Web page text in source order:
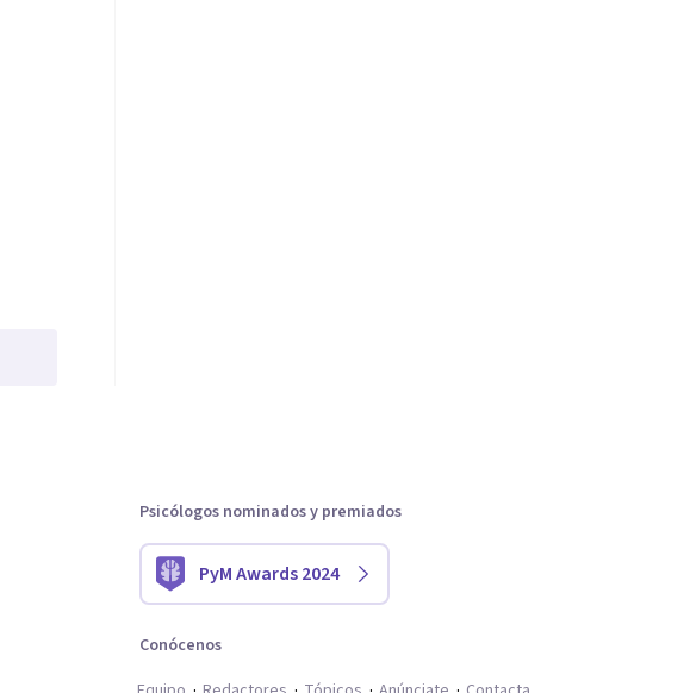
Psicólogos nominados y premiados
PyM Awards 2024
Conócenos